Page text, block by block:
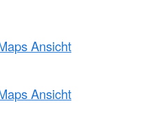
Ansicht
Ansicht